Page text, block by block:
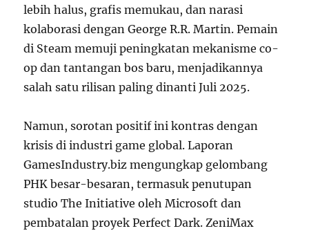
lebih halus, grafis memukau, dan narasi
kolaborasi dengan George R.R. Martin. Pemain
di Steam memuji peningkatan mekanisme co-
op dan tantangan bos baru, menjadikannya
salah satu rilisan paling dinanti Juli 2025.
Namun, sorotan positif ini kontras dengan
krisis di industri game global. Laporan
GamesIndustry.biz mengungkap gelombang
PHK besar-besaran, termasuk penutupan
studio The Initiative oleh Microsoft dan
pembatalan proyek Perfect Dark. ZeniMax